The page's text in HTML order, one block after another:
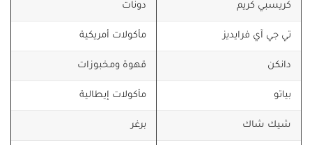
كريسبي كريم دونات
تي جي آي فرايديز مأكولات أمريكية
دانكن قهوة ومخبوزات
بياتو مأكولات إيطالية
شيك شاك برغر